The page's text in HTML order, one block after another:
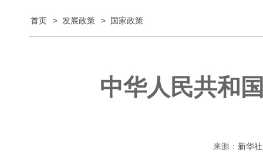
首页 > 发展政策 > 国家政策
中华人民共和
来源： 新华社